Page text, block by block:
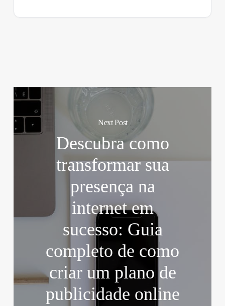
Next Post
Descubra como
transformar sua
presença na
internet em
sucesso: Guia
completo de como
criar um plano de
publicidade online